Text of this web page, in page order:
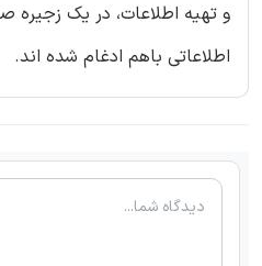
و تهیه اطلاعات، در یک زجیره
اطلاعاتی باهم ادغام شده اند.